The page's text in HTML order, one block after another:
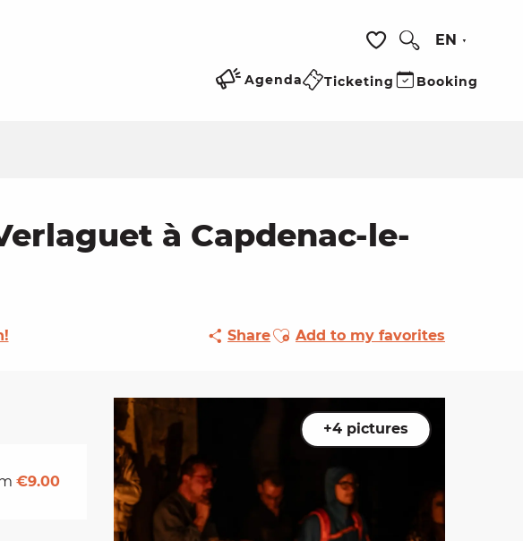
Voir les favoris
EN
Agenda Ticketing Booking
à Capdenac-le-
ShareAjouter aux favoris
Add to my favorites
+4 pictures
€9.00